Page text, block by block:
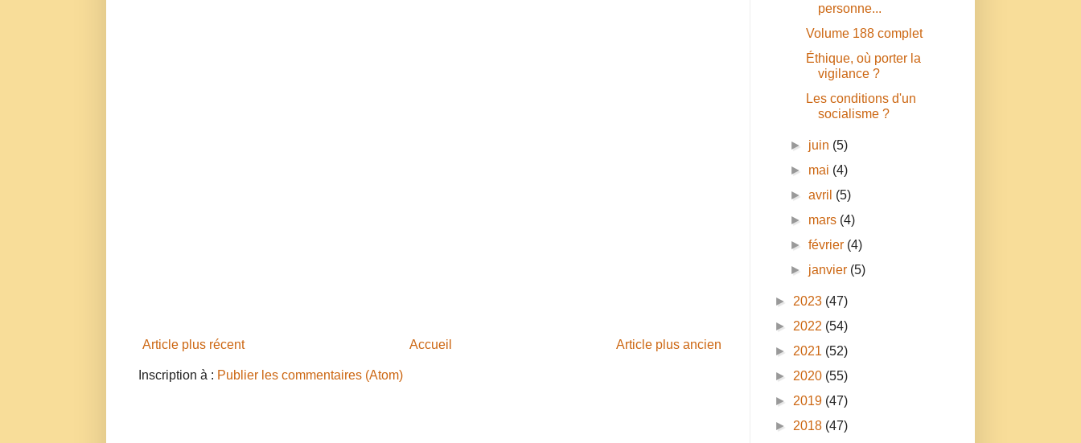
Article plus récent Article plus ancien
Accueil
Inscription à : Publier les commentaires (Atom)
personne...
Volume 188 complet
Éthique, où porter la
vigilance ?
Les conditions d'un
socialisme ?
► juin (5)
► mai (4)
►avril (5)
► mars (4)
►février (4)
► janvier (5)
► 2023 (47)
► 2022 (54)
► 2021 (52)
► 2020 (55)
► 2019 (47)
► 2018 (47)